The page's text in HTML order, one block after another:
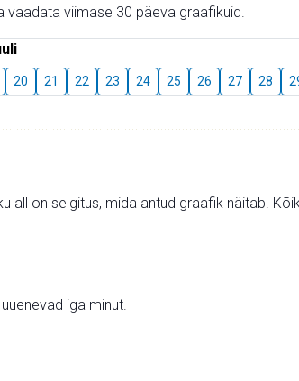
viimase 30 päeva graafikuid.
20 21 22 23 24 25 26 27 28
all on selgitus, mida antud graafik näitab.
iga minut.